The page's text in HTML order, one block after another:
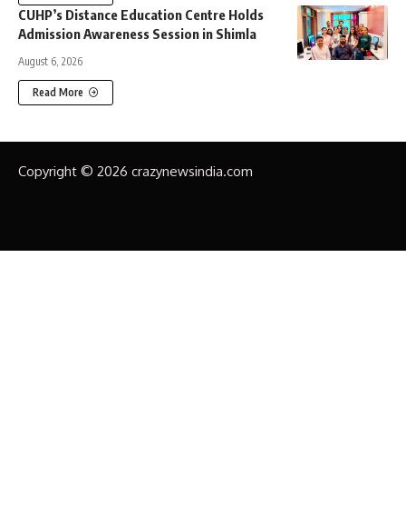
CUHP’s Distance Education Centre Holds
Admission Awareness Session in Shimla
August 6, 2026
Read More
Copyright © 2026 crazynewsindia.com